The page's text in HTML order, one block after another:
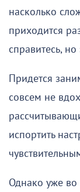
насколько
приходится
справитесь,
Придется
совсем не
испортить
Однако уже